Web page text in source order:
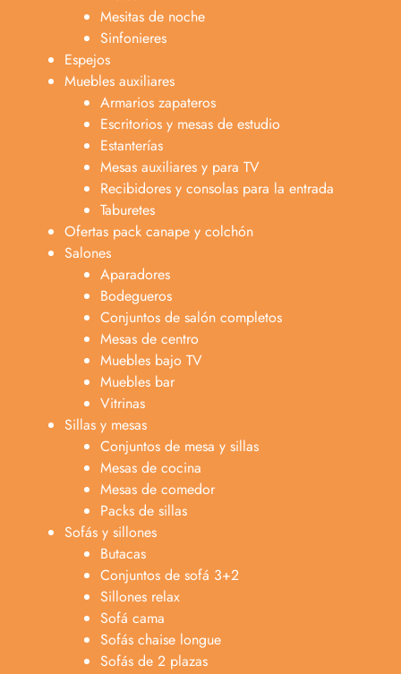
Mesitas de noche
Sinfonieres
Espejos
Muebles auxiliares
Armarios zapateros
Escritorios y mesas de estudio
Estanterías
Mesas auxiliares y para TV
Recibidores y consolas para la entrada
Taburetes
Ofertas pack canape y colchón
Salones
Aparadores
Bodegueros
Conjuntos de salón completos
Mesas de centro
Muebles bajo TV
Muebles bar
Vitrinas
Sillas y mesas
Conjuntos de mesa y sillas
Mesas de cocina
Mesas de comedor
Packs de sillas
Sofás y sillones
Butacas
Conjuntos de sofá 3+2
Sillones relax
Sofá cama
Sofás chaise longue
Sofás de 2 plazas